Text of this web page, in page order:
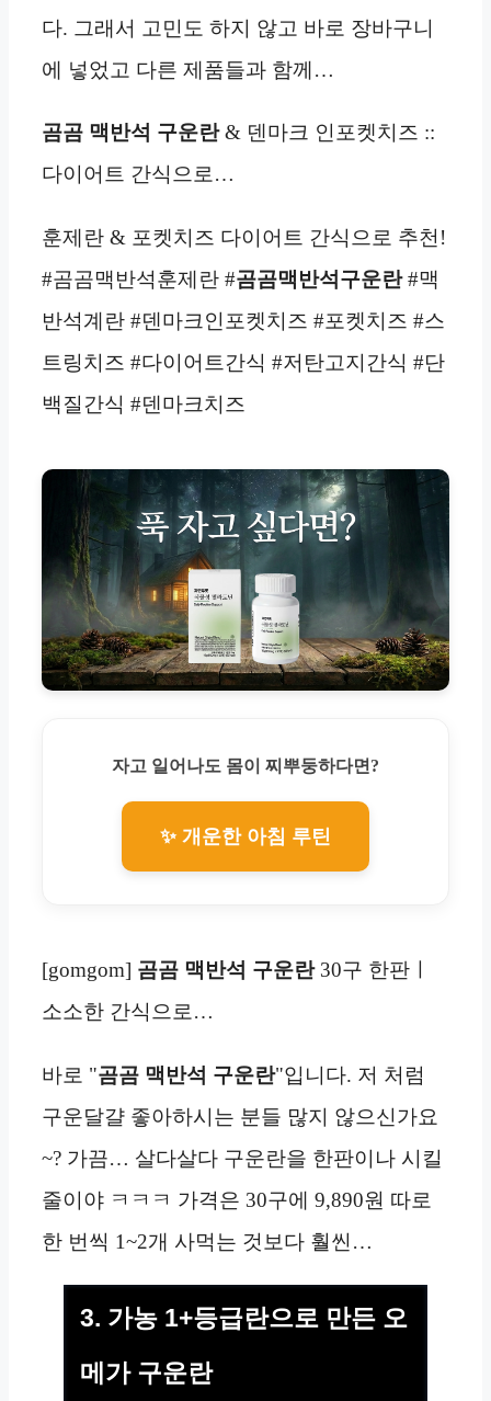
다. 그래서 고민도 하지 않고 바로 장바구니
에 넣었고 다른 제품들과 함께…
곰곰 맥반석 구운란& 덴마크 인포켓치즈 ::
다이어트 간식으로…
훈제란 & 포켓치즈 다이어트 간식으로 추천!
#곰곰맥반석훈제란 #곰곰맥반석구운란#맥
반석계란 #덴마크인포켓치즈 #포켓치즈 #스
트링치즈 #다이어트간식 #저탄고지간식 #단
백질간식 #덴마크치즈
자고 일어나도 몸이 찌뿌둥하다면?
✨ 개운한 아침 루틴
[gomgom] 곰곰 맥반석 구운란30구 한판ㅣ
소소한 간식으로…
바로 "곰곰 맥반석 구운란"입니다. 저 처럼
구운달걀 좋아하시는 분들 많지 않으신가요
~? 가끔… 살다살다 구운란을 한판이나 시킬
줄이야 ㅋㅋㅋ 가격은 30구에 9,890원 따로
한 번씩 1~2개 사먹는 것보다 훨씬…
3. 가농 1+등급란으로 만든 오
메가 구운란